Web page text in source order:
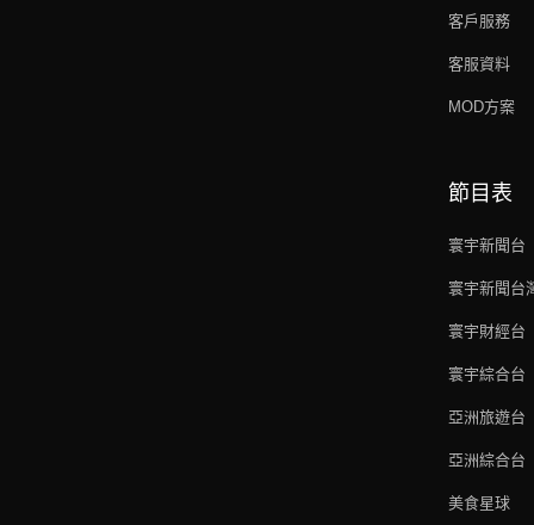
客戶服務
客服資料
MOD方案
節目表
寰宇新聞台
寰宇新聞台
寰宇財經台
寰宇綜合台
亞洲旅遊台
亞洲綜合台
美食星球